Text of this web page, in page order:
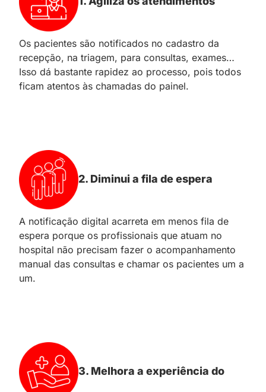
Os pacientes são notificados no cadastro da
recepção, na triagem, para consultas, exames…
Isso dá bastante rapidez ao processo, pois todos
ficam atentos às chamadas do painel.
2. Diminui a fila de espera
A notificação digital acarreta em menos fila de
espera porque os profissionais que atuam no
hospital não precisam fazer o acompanhamento
manual das consultas e chamar os pacientes um a
um.
3. Melhora a experiência do